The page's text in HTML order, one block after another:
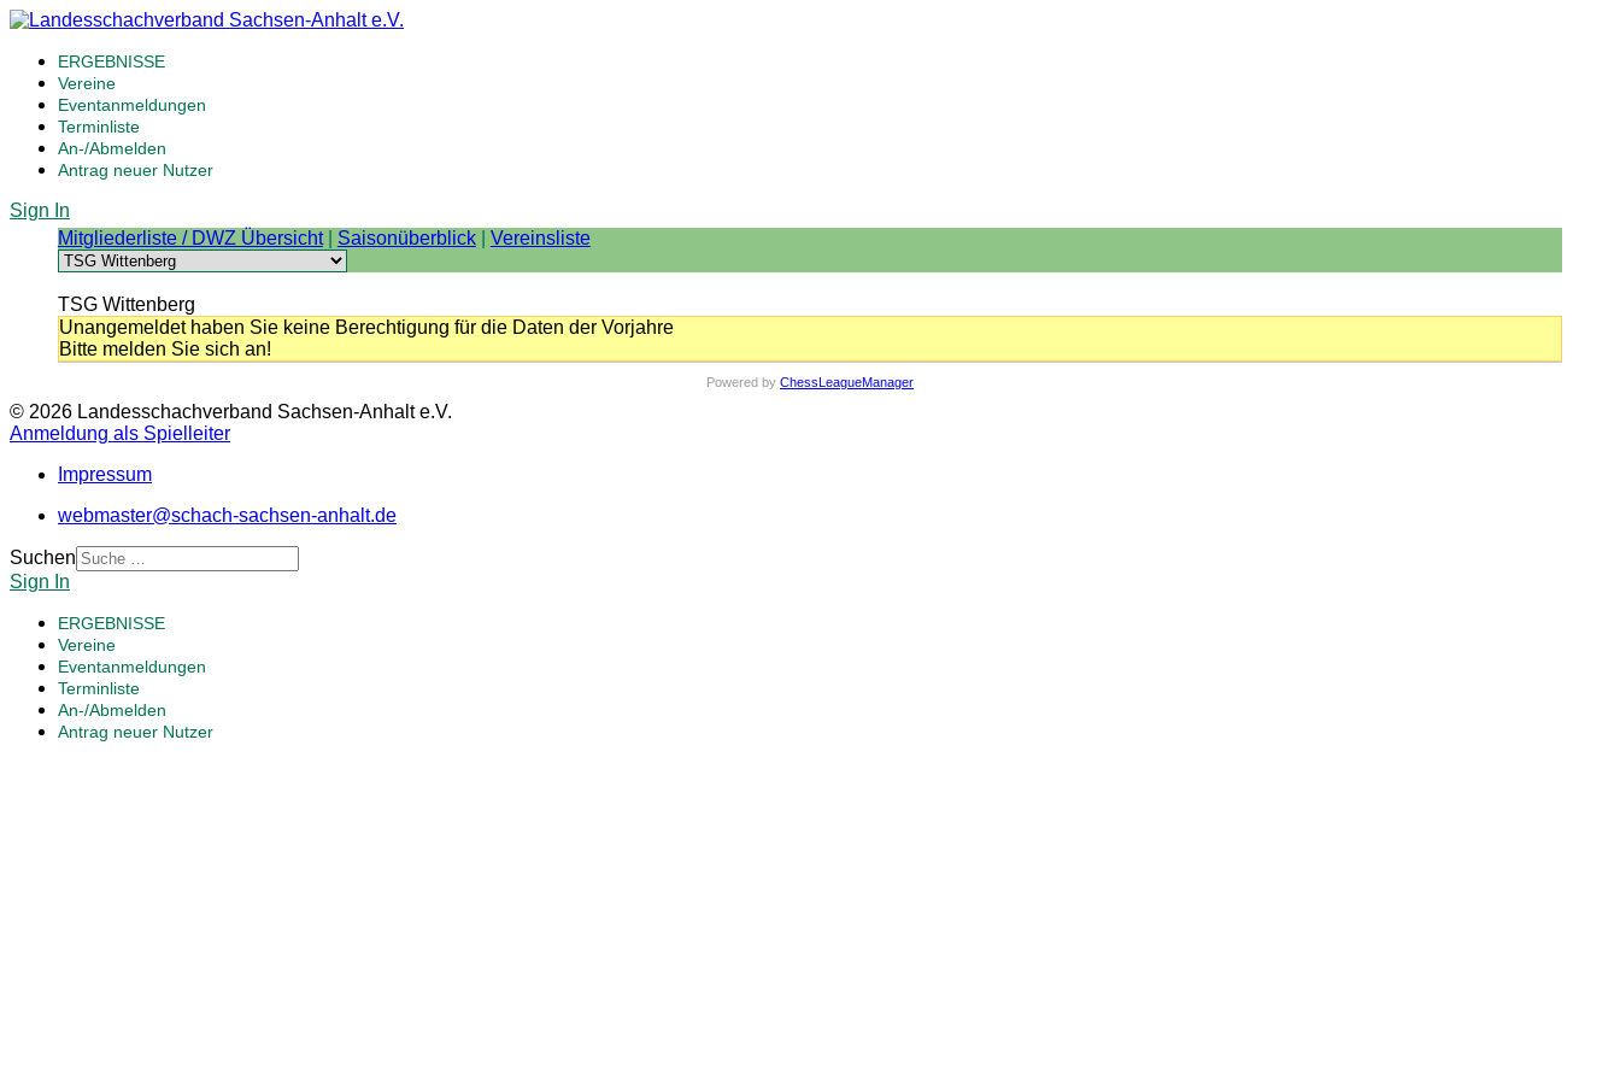
ERGEBNISSE
Vereine
Eventanmeldungen
Terminliste
An-/Abmelden
Antrag neuer Nutzer
Sign In
Mitgliederliste / DWZ Übersicht| Saisonüberblick| Vereinsliste
TSG Wittenberg
Unangemeldet haben Sie keine Berechtigung für die Daten der Vorjahre
Bitte melden Sie sich an!
Powered by ChessLeagueManager
© 2026 Landesschachverband Sachsen-Anhalt e.V.
Anmeldung als Spielleiter
Impressum
webmaster@schach-sachsen-anhalt.de
Suchen
Sign In
ERGEBNISSE
Vereine
Eventanmeldungen
Terminliste
An-/Abmelden
Antrag neuer Nutzer